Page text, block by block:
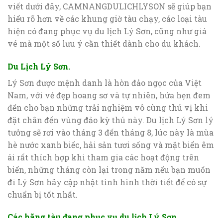
viết dưới đây, CAMNANGDULICHLYSON sẽ giúp bạn
hiểu rõ hơn về các khung giờ tàu chạy, các loại tàu
hiện có đang phục vụ du lịch Lý Sơn, cũng như giá
vé mà một số lưu ý cần thiết dành cho du khách.
Du Lịch Lý Sơn.
Lý Sơn được mệnh danh là hòn đảo ngọc của Việt
Nam, với vẻ đẹp hoang sơ và tự nhiên, hứa hẹn đem
đến cho bạn những trải nghiệm vô cùng thú vị khi
đặt chân đến vùng đảo kỳ thú này. Du lịch Lý Sơn lý
tưởng sẽ rơi vào tháng 3 đến tháng 8, lúc này là mùa
hè nước xanh biếc, hải sản tươi sống và mặt biển êm
ái rất thích hợp khi tham gia các hoạt động trên
biển, những tháng còn lại trong năm nếu bạn muốn
đi Lý Sơn hãy cập nhật tình hình thời tiết để có sự
chuẩn bị tốt nhất.